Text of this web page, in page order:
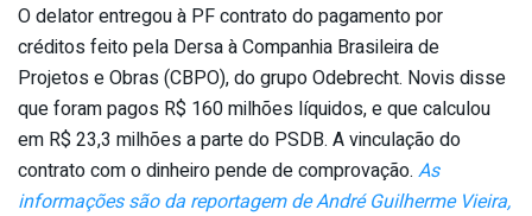
O delator entregou à PF contrato do pagamento por
créditos feito pela Dersa à Companhia Brasileira de
Projetos e Obras (CBPO), do grupo Odebrecht. Novis disse
que foram pagos R$ 160 milhões líquidos, e que calculou
em R$ 23,3 milhões a parte do PSDB. A vinculação do
contrato com o dinheiro pende de comprovação. As
informações são da reportagem de André Guilherme Vieira,